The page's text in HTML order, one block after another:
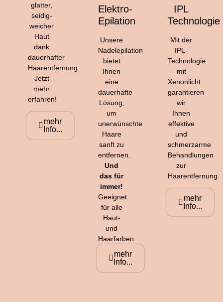
glatter,
seidig-
weicher
Haut
dank
dauerhafter
Haarentfernung.
Jetzt
mehr
erfahren!
mehr
Info...
Elektro-
Epilation
Unsere
Nadelepilation
bietet
Ihnen
eine
dauerhafte
Lösung,
um
unerwünschte
Haare
sanft zu
entfernen.
Und
das für
immer!
Geeignet
für alle
Haut-
und
Haarfarben.
mehr
Info...
IPL
Technologie
Mit der
IPL-
Technologie
mit
Xenonlicht
garantieren
wir
Ihnen
effektive
und
schmerzarme
Behandlungen
zur
Haarentfernung.
mehr
Info...